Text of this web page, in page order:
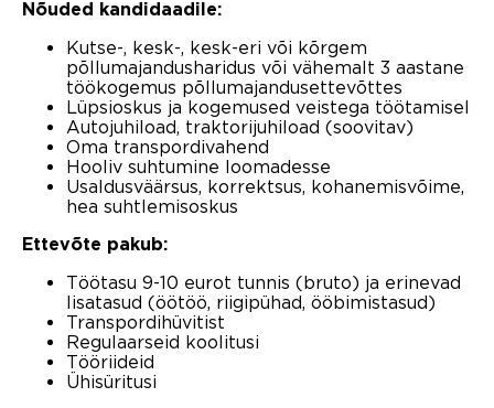
Nõuded kandidaadile:
Kutse-, kesk-, kesk-eri või kõrgem
põllumajandusharidus või vähemalt 3 aastane
töökogemus põllumajandusettevõttes
Lüpsioskus ja kogemused veistega töötamisel
Autojuhiload, traktorijuhiload (soovitav)
Oma transpordivahend
Hooliv suhtumine loomadesse
Usaldusväärsus, korrektsus, kohanemisvõime,
hea suhtlemisoskus
Ettevõte pakub:
Töötasu 9-10 eurot tunnis (bruto) ja erinevad
lisatasud (öötöö, riigipühad, ööbimistasud)
Transpordihüvitist
Regulaarseid koolitusi
Tööriideid
Ühisüritusi